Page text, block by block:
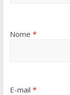
Nome *
E-mail *